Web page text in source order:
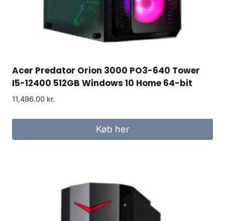
Acer Predator Orion 3000 PO3-640 Tower
I5-12400 512GB Windows 10 Home 64-bit
11,496.00 kr.
Køb her